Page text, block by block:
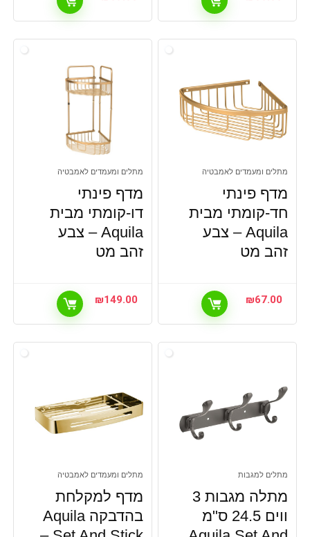
מקט: 333112
מקט: 333115
מקלח יד (מזלף)
משטח / שטיח אמבטיה
מתקן למברשות שיניים
נקודות מים
סניטריה
סניטריה, אביזרים לברזים נשלפים
סניטריה, ברזים קבועים לכיור
סניטריה, מושבי אסלה
סניטריה, מערכת שטיפה לבידה
סניטריה, מקלח יד (מזלף)
סניטריה, מתלים ומעמדים לאמבטיה
סניטריה, ראשי מקלחת
סניטריה,מציאון ותצוגות, אביזרים לברזים נשלפים
סניטריה,מציאון ותצוגות, זרועות לראשי מקלחת
סניטריה,מציאון ותצוגות, מוטות רחצה
מתלים ומעמדים לאמבטיה
מדף פינתי
חד-קומתי מבית
Aquila – צבע
זהב מט
₪67.00
מתלים ומעמדים לאמבטיה
מדף פינתי
דו-קומתי מבית
Aquila – צבע
זהב מט
₪149.00
מתלים למגבות
מתלה מגבות 3
ווים 24.5 ס"מ
מתלים ומעמדים לאמבטיה
מדף למקלחת
בהדבקה Aquila